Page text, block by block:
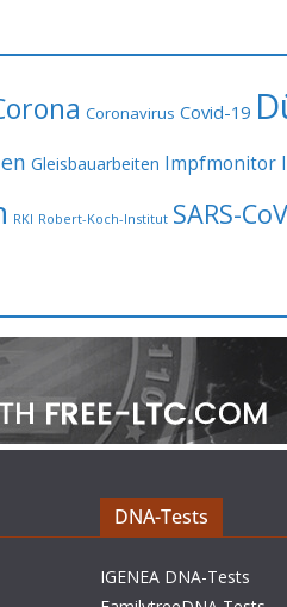
Coronavirus Covid-19
Gleisbauarbeiten Impfmonitor
RKI Robert-Koch-Institut SARS-
DNA-Tests
IGENEA DNA-Tests